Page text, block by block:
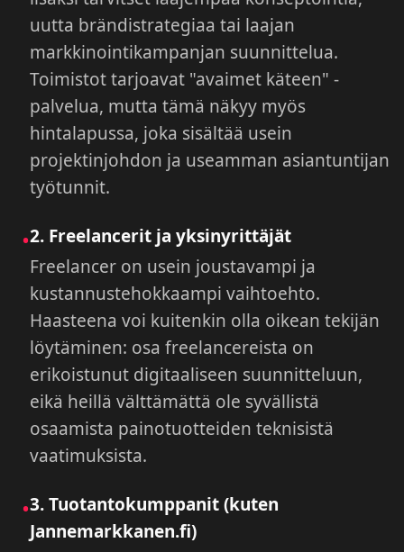
uutta brändistrategiaa tai laajan
markkinointikampanjan suunnittelua.
Toimistot tarjoavat "avaimet käteen" -
palvelua, mutta tämä näkyy myös
hintalapussa, joka sisältää usein
projektinjohdon ja useamman asiantuntijan
työtunnit.
•2. Freelancerit ja yksinyrittäjät
Freelancer on usein joustavampi ja
kustannustehokkaampi vaihtoehto.
Haasteena voi kuitenkin olla oikean tekijän
löytäminen: osa freelancereista on
erikoistunut digitaaliseen suunnitteluun,
eikä heillä välttämättä ole syvällistä
osaamista painotuotteiden teknisistä
vaatimuksista.
•3. Tuotantokumppanit (kuten
Jannemarkkanen.fi)